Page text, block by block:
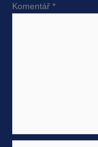
Komentář *